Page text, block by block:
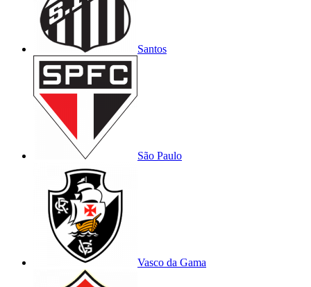
Santos
São Paulo
Vasco da Gama